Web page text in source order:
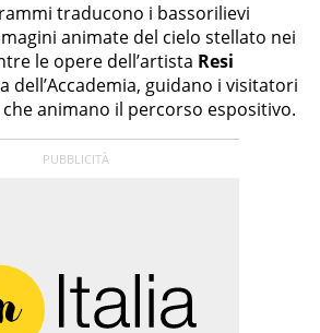
traducono i bassorilievi
animate del cielo stellato nei
le opere dell’artista Resi
dell’Accademia, guidano i visitatori
animano il percorso espositivo.